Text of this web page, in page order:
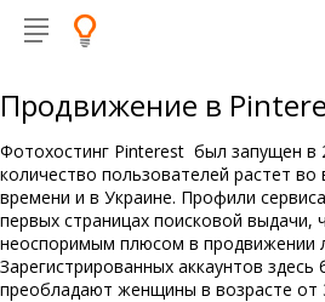
Продвижение в
Фотохостинг Pinterest был запущен в
количество пользователей растет во
времени и в Украине. Профили
первых страницах поисковой выдачи,
неоспоримым плюсом в продвижении
Зарегистрированных аккаунтов
преобладают женщины в возрасте от